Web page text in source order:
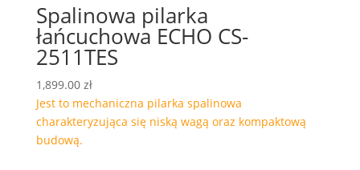
Spalinowa pilarka
łańcuchowa ECHO CS-
2511TES
1,899.00 zł
Jest to mechaniczna pilarka spalinowa
charakteryzująca się niską wagą oraz kompaktową
budową.